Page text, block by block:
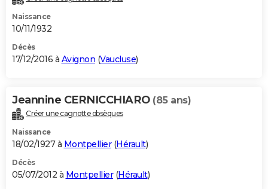
Naissance
10/11/1932
Décès
17/12/2016 à Avignon (Vaucluse)
Jeannine CERNICCHIARO (85 ans)
Créer une cagnotte obsèques
Naissance
18/02/1927 à Montpellier(Hérault)
Décès
05/07/2012 à Montpellier(Hérault)